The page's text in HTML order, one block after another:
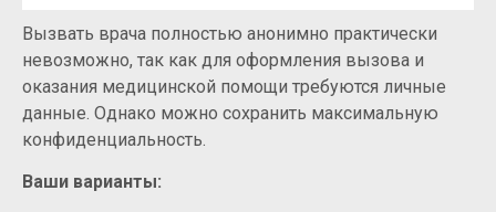
Вызвать врача полностью анонимно практически
невозможно, так как для оформления вызова и
оказания медицинской помощи требуются личные
данные. Однако можно сохранить максимальную
конфиденциальность.
Ваши варианты: